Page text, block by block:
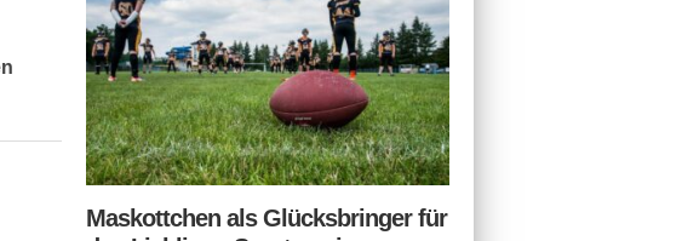
Maskottchen als Glücksbringer für